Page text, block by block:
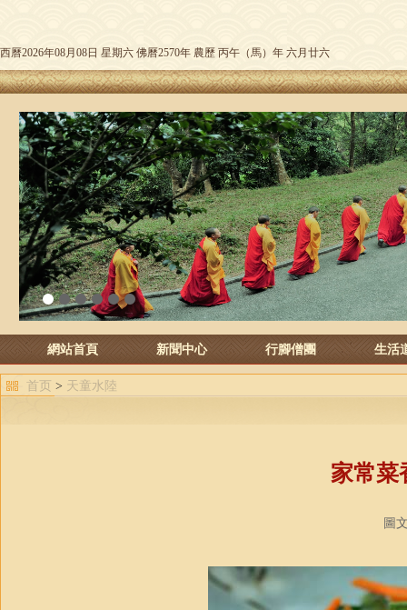
西曆2026年08月08日 星期六 佛曆2570年 農歷 丙午（馬）年 六月廿六
1 2 3 4 5 6
網站首頁 新聞中心 行腳僧團 生活
首页 > 天童水陸
家常菜
圖